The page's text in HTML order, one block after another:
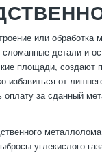
или
детали и
площади,
от
за сданный
углекислого